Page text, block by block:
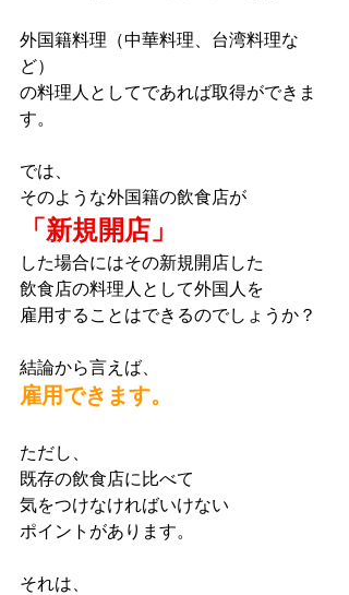
外国籍料理（中華料理、台湾料理な
ど）
の料理人としてであれば取得ができま
す。
では、
そのような外国籍の飲食店が
「新規開店」
した場合にはその新規開店した
飲食店の料理人として外国人を
雇用することはできるのでしょうか？
結論から言えば、
雇用できます。
ただし、
既存の飲食店に比べて
気をつけなければいけない
ポイントがあります。
それは、